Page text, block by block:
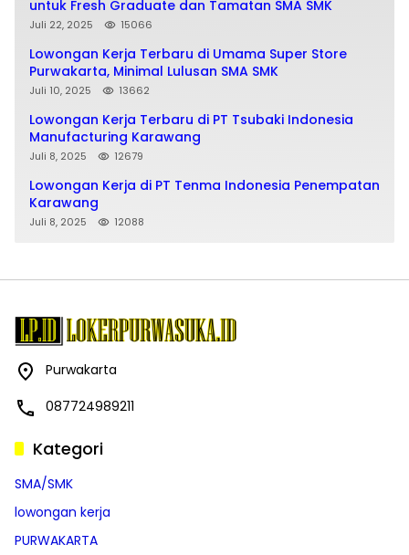
untuk Fresh Graduate dan Tamatan SMA SMK
Juli 22, 2025 15066
Lowongan Kerja Terbaru di Umama Super Store
Purwakarta, Minimal Lulusan SMA SMK
Juli 10, 2025 13662
Lowongan Kerja Terbaru di PT Tsubaki Indonesia
Manufacturing Karawang
Juli 8, 2025 12679
Lowongan Kerja di PT Tenma Indonesia Penempatan
Karawang
Juli 8, 2025 12088
Purwakarta
087724989211
Kategori
SMA/SMK
lowongan kerja
PURWAKARTA